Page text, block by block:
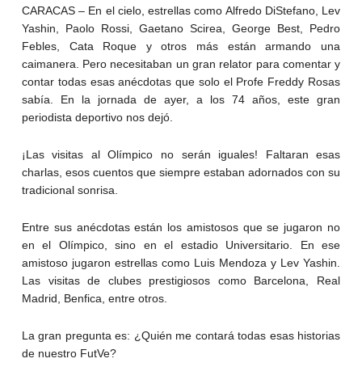
CARACAS – En el cielo, estrellas como Alfredo DiStefano, Lev
Yashin, Paolo Rossi, Gaetano Scirea, George Best, Pedro
Febles, Cata Roque y otros más están armando una
caimanera. Pero necesitaban un gran relator para comentar y
contar todas esas anécdotas que solo el Profe Freddy Rosas
sabía. En la jornada de ayer, a los 74 años, este gran
periodista deportivo nos dejó.
¡Las visitas al Olímpico no serán iguales! Faltaran esas
charlas, esos cuentos que siempre estaban adornados con su
tradicional sonrisa.
Entre sus anécdotas están los amistosos que se jugaron no
en el Olímpico, sino en el estadio Universitario. En ese
amistoso jugaron estrellas como Luis Mendoza y Lev Yashin.
Las visitas de clubes prestigiosos como Barcelona, Real
Madrid, Benfica, entre otros.
La gran pregunta es: ¿Quién me contará todas esas historias
de nuestro FutVe?